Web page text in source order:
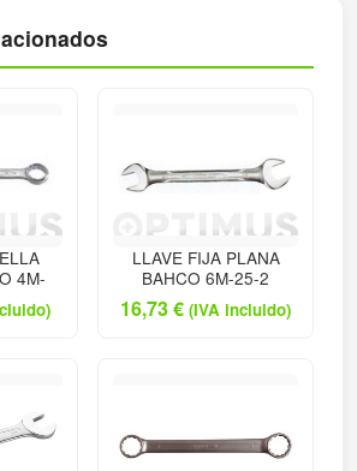
4M-
LLAVE FIJA PLANA
BAHCO 6M-25-2
16,73€ (IVA incluido)